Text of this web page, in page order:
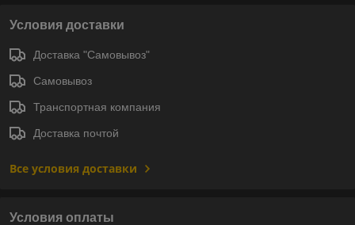
Условия доставки
Доставка "Самовывоз"
Самовывоз
Транспортная компания
Доставка почтой
Все условия доставки
Условия оплаты